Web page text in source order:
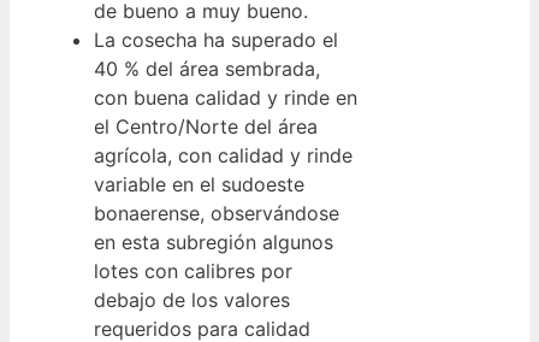
de bueno a muy bueno.
La cosecha ha superado el
40 % del área sembrada,
con buena calidad y rinde en
el Centro/Norte del área
agrícola, con calidad y rinde
variable en el sudoeste
bonaerense, observándose
en esta subregión algunos
lotes con calibres por
debajo de los valores
requeridos para calidad